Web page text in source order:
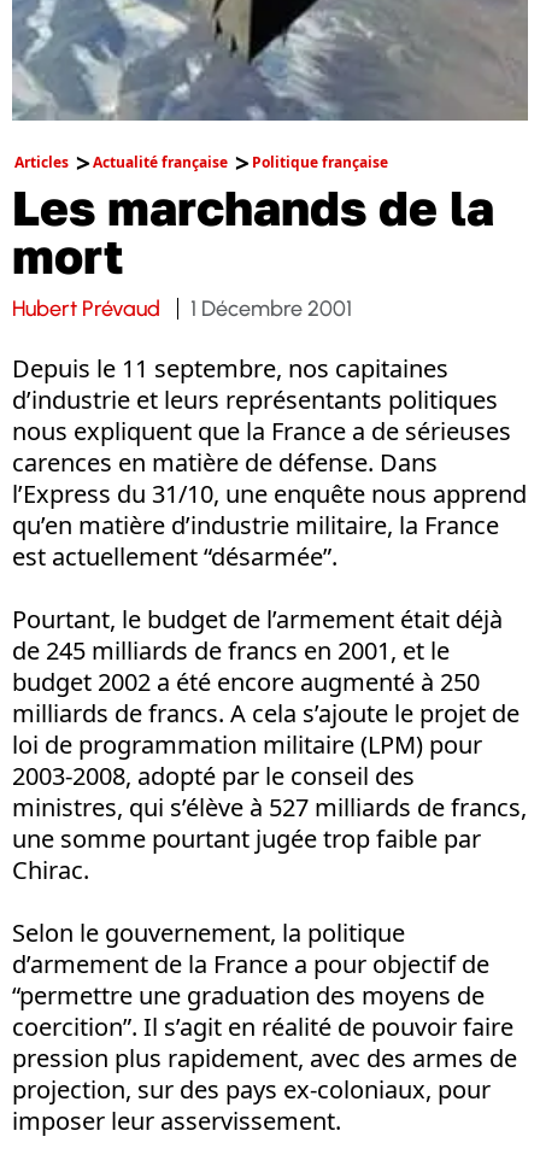
Articles Actualité française Politique française
Les marchands de la
mort
Hubert Prévaud 1 Décembre 2001
Depuis le 11 septembre, nos capitaines
d’industrie et leurs représentants politiques
nous expliquent que la France a de sérieuses
carences en matière de défense. Dans
l’Express du 31/10, une enquête nous apprend
qu’en matière d’industrie militaire, la France
est actuellement “désarmée”.
Pourtant, le budget de l’armement était déjà
de 245 milliards de francs en 2001, et le
budget 2002 a été encore augmenté à 250
milliards de francs. A cela s’ajoute le projet de
loi de programmation militaire (LPM) pour
2003-2008, adopté par le conseil des
ministres, qui s’élève à 527 milliards de francs,
une somme pourtant jugée trop faible par
Chirac.
Selon le gouvernement, la politique
d’armement de la France a pour objectif de
“permettre une graduation des moyens de
coercition”. Il s’agit en réalité de pouvoir faire
pression plus rapidement, avec des armes de
projection, sur des pays ex-coloniaux, pour
imposer leur asservissement.